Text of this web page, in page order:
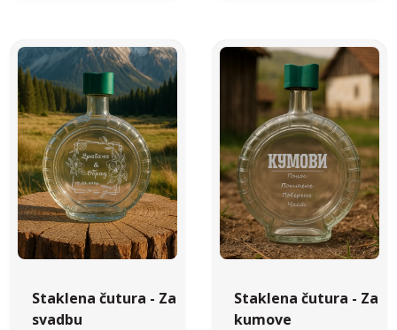
Staklena čutura - Za
svadbu
Staklena čutura - Za
kumove